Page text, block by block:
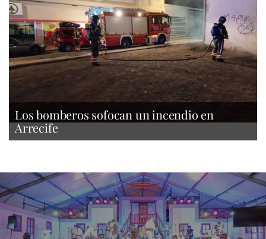
Los bomberos sofocan un incendio en
Arrecife